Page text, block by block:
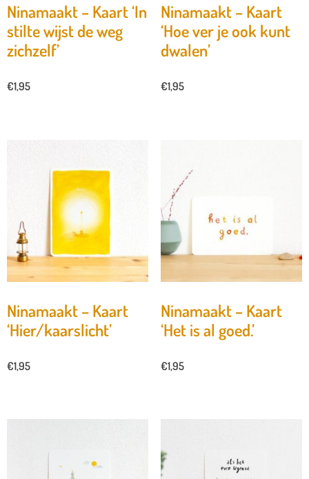
Ninamaakt – Kaart ‘In
stilte wijst de weg
zichzelf’
€1,95
Ninamaakt – Kaart
‘Hoe ver je ook kunt
dwalen’
€1,95
Ninamaakt – Kaart
‘Hier/kaarslicht’
€1,95
Ninamaakt – Kaart
‘Het is al goed.’
€1,95